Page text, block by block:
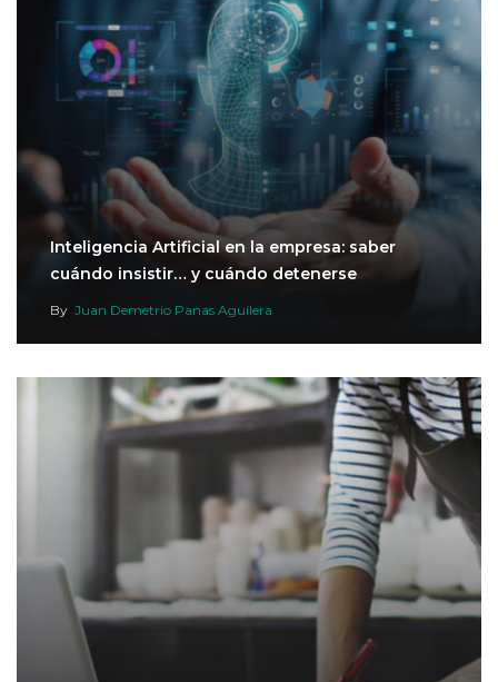
Inteligencia Artificial en la empresa: saber
cuándo insistir… y cuándo detenerse
By Juan Demetrio Panas Aguilera